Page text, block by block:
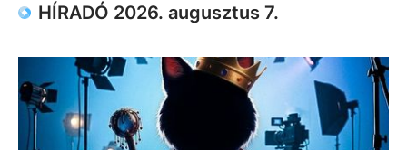
HÍRADÓ 2026. augusztus 7.